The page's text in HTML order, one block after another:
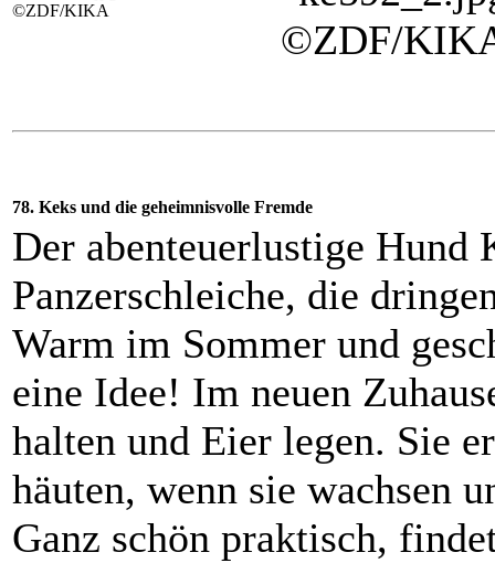
©ZDF/KIKA
©ZDF/
78. Keks und die geheimnisvolle Fremde
Der abenteuerlustige Hund
Panzerschleiche, die
Warm im Sommer und
eine Idee! Im neuen
halten und Eier legen. Sie
häuten, wenn sie wachsen
Ganz schön praktisch,